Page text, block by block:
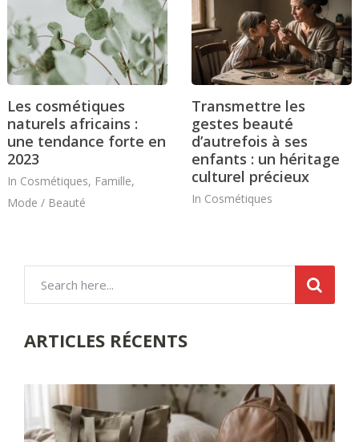
Les cosmétiques
naturels africains :
une tendance forte en
2023
In Cosmétiques, Famille,
Mode / Beauté
Transmettre les
gestes beauté
d’autrefois à ses
enfants : un héritage
culturel précieux
In Cosmétiques
ARTICLES RÉCENTS